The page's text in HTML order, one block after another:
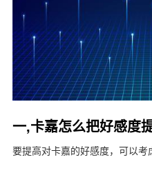
一,卡嘉怎么把好感度
要提高对卡嘉的好感度，可以考